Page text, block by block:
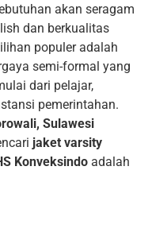
akan seragam
dan berkualitas
populer adalah
semi-formal yang
dari pelajar,
pemerintahan.
Sulawesi
jaket varsity
Konveksindo adalah